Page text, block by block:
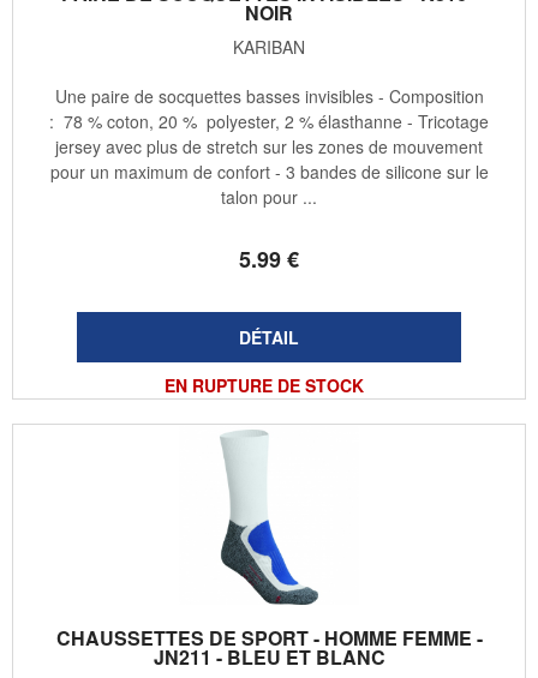
NOIR
KARIBAN
5.99€
EN RUPTURE DE STOCK
Une paire de socquettes basses invisibles - Composition
: 78 % coton, 20 % polyester, 2 % élasthanne - Tricotage
jersey avec plus de stretch sur les zones de mouvement
pour un maximum de confort - 3 bandes de silicone sur le
talon pour ...
CHAUSSETTES DE SPORT - HOMME FEMME -
JN211 - BLEU ET BLANC